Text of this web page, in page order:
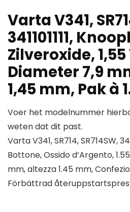
Varta V341,
341101111,
Zilveroxide,
Diameter 7,9
1,45 mm, Pak à
Voer het modelnummer
weten dat dit past.
Varta V341, SR714, SR714SW,
Bottone, Ossido d’Argento,
mm, altezza 1.45 mm,
Förbättrad